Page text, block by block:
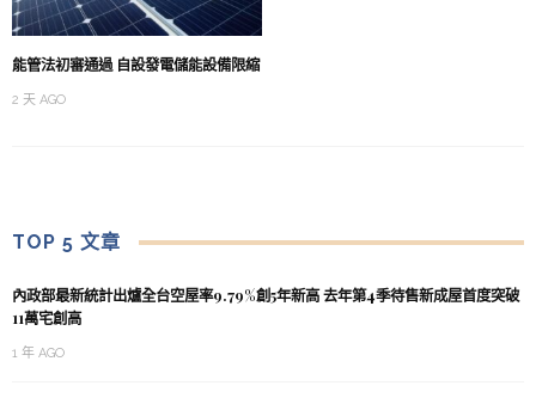
能管法初審通過 自設發電儲能設備限縮
2 天 AGO
TOP 5 文章
內政部最新統計出爐全台空屋率9.79%創5年新高 去年第4季待售新成屋首度突破
11萬宅創高
1 年 AGO